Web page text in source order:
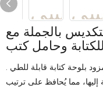
بالجملة مع
وحامل كتب
بلوحة كتابة قابلة للطي .
مما يُحافظ على ترتيب